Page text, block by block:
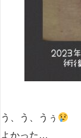
う、う、うぅ
よかった…